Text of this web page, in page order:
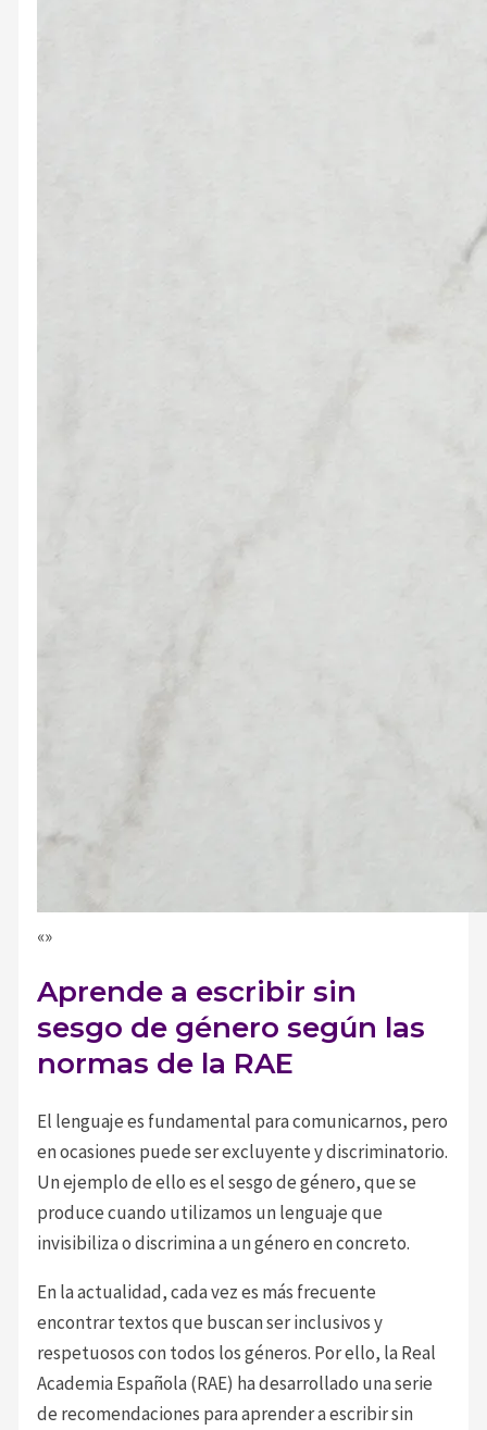
«»
Aprende a escribir sin
sesgo de género según las
normas de la RAE
El lenguaje es fundamental para comunicarnos, pero
en ocasiones puede ser excluyente y discriminatorio.
Un ejemplo de ello es el sesgo de género, que se
produce cuando utilizamos un lenguaje que
invisibiliza o discrimina a un género en concreto.
En la actualidad, cada vez es más frecuente
encontrar textos que buscan ser inclusivos y
respetuosos con todos los géneros. Por ello, la Real
Academia Española (RAE) ha desarrollado una serie
de recomendaciones para aprender a escribir sin